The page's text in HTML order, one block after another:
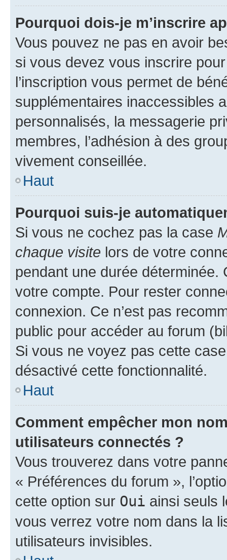
Pourquoi dois-je m’inscrire
Vous pouvez ne pas en avoir
si vous devez vous inscrire
l’inscription vous permet de
supplémentaires inaccessibles
personnalisés, la messagerie
membres, l’adhésion à des
vivement conseillée.
Haut
Pourquoi suis-je
Si vous ne cochez pas la case
chaque visite lors de votre
pendant une durée déterminée.
votre compte. Pour rester
connexion. Ce n’est pas
public pour accéder au forum
Si vous ne voyez pas cette
désactivé cette fonctionnalité.
Haut
Comment empêcher mon
utilisateurs connectés ?
Vous trouverez dans votre
« Préférences du forum »,
cette option sur Oui ainsi seuls
vous verrez votre nom dans la
utilisateurs invisibles.